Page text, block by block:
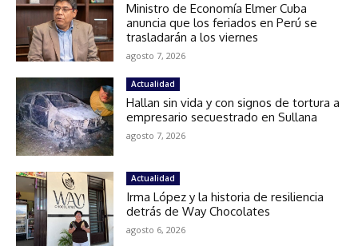
Ministro de Economía Elmer Cuba
anuncia que los feriados en Perú se
trasladarán a los viernes
agosto 7, 2026
Actualidad
Hallan sin vida y con signos de tortura a
empresario secuestrado en Sullana
agosto 7, 2026
Actualidad
Irma López y la historia de resiliencia
detrás de Way Chocolates
agosto 6, 2026